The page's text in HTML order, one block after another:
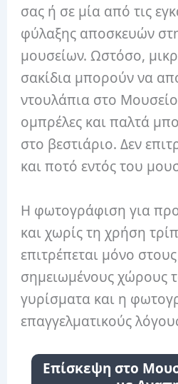
σας ή σε μία από τις
φύλαξης αποσκευών
μουσείων. Ωστόσο,
σακίδια μπορούν να
ντουλάπια στο
ομπρέλες και παλτά
στο βεστιάριο. Δεν
και ποτό εντός του
Η φωτογράφιση για
και χωρίς τη χρήση
επιτρέπεται μόνο
σημειωμένους χώρους
γυρίσματα και η
επαγγελματικούς
Επίσκεψη στο